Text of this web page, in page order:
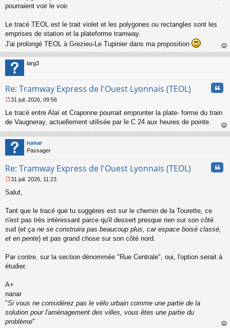
e
n
o
l
u
pourraient voir le voir.
Le tracé TEOL est le trait violet et les polygones ou rectangles sont les
emprises de station et la plateforme tramway.
J'ai prolongé TEOL à Grezieu-Le Tupinier dans ma proposition
au
larg3
Re: Tramway Express de l'Ouest Lyonnais (TEOL)
e
s
a
g
e
o
l
u
31 juil. 2026, 09:56
Le tracé entre Alaï et Craponne pourrait emprunter la plate- forme du train
de Vaugneray, actuellement utilisée par le C 24 aux heures de pointe.
au
nanar
Passager
Re: Tramway Express de l'Ouest Lyonnais (TEOL)
e
s
g
e
n
n
u
31 juil. 2026, 11:23
Salut,
Tant que le tracé que tu suggères est sur le chemin de la Tourette, ce
n'est pas très intéressant parce qu'il dessert presque rien sur son côté
sud (et ça ne se construira pas beaucoup plus, car espace boisé classé,
et en pente) et pas grand chose sur son côté nord.
Par contre, sur la section dénommée "Rue Centrale", oui, l'option serait à
étudier.
A+
nanar
"Si vous ne considérez pas le vélo urbain comme une partie de la
solution pour l'aménagement des villes, vous êtes une partie du
problème"